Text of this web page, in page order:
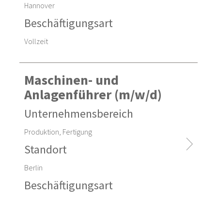
Beschäftigungsart
Vollzeit
Ausbildung
Alle offenen Stellen anzeigen
Auswahl anwenden
Hannover
Beschäftigungsart
Vollzeit
Maschinen- und
Anlagenführer (m/w/d)
Unternehmensbereich
Produktion, Fertigung
Standort
Berlin
Beschäftigungsart